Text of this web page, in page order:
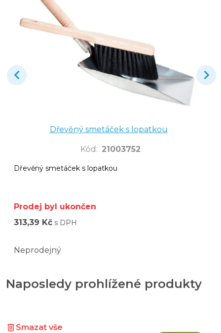
Dřevěný smetáček s lopatkou
Kód : 21003752
Dřevěný smetáček s lopatkou
Prodej byl ukončen
313,39 Kč s DPH
Neprodejný
Naposledy prohlížené produkty
Smazat vše